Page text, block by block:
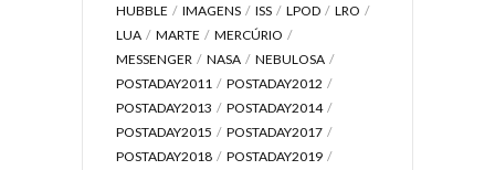
HUBBLE
IMAGENS ISS LPOD
LRO
LUA
MARTE
MERCÚRIO
MESSENGER
NASA
NEBULOSA
POSTADAY2011
POSTADAY2012
POSTADAY2013
POSTADAY2014
POSTADAY2015
POSTADAY2017
POSTADAY2018
POSTADAY2019